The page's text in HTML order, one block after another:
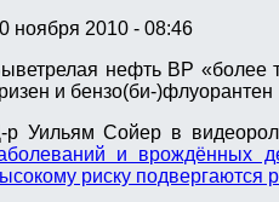
ноября 2010 - 08:46
нефть BP «более
и бензо(би-)флуорантен
р Уильям Сойер в
и врождённых
риску подвергаются